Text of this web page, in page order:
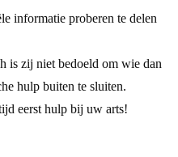
informatie proberen te delen
is zij niet bedoeld om wie dan
hulp buiten te sluiten.
eerst hulp bij uw arts!